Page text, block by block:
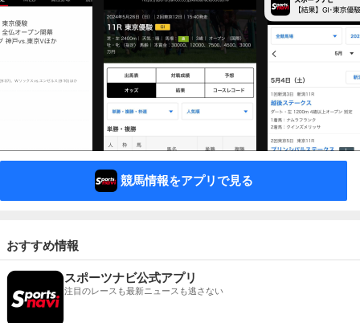
競馬情報をアプリで見る
おすすめ情報
スポーツナビ公式アプリ
注目のレースも最新ニュースも逃さない